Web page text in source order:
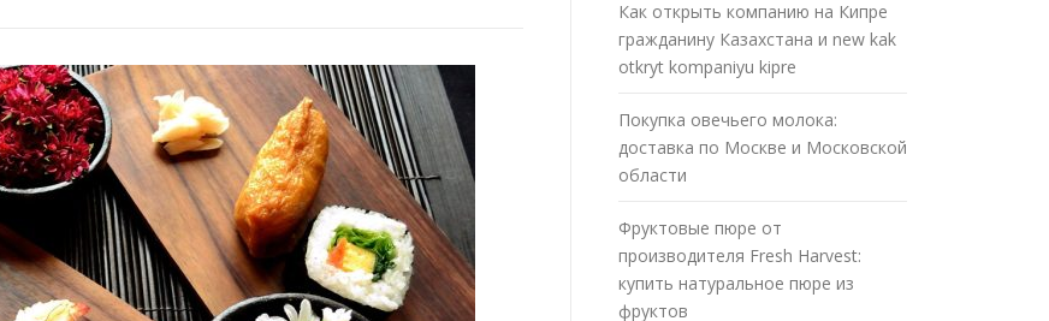
Как открыть компанию на Кипре
гражданину Казахстана и new kak
otkryt kompaniyu kipre
Покупка овечьего молока:
доставка по Москве и Московской
области
Фруктовые пюре от
производителя Fresh Harvest:
купить натуральное пюре из
фруктов